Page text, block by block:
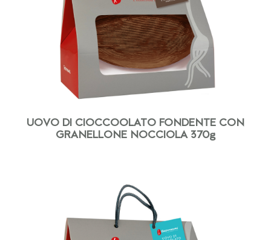
UOVO DI CIOCCOOLATO FONDENTE CON
GRANELLONE NOCCIOLA 370g